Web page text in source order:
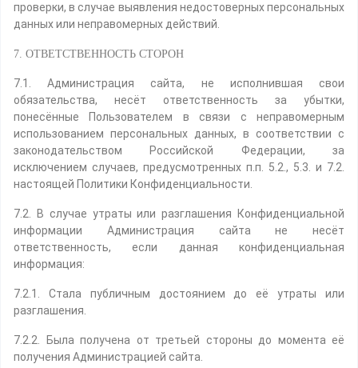
проверки, в случае выявления недостоверных персональных
данных или неправомерных действий.
7. ОТВЕТСТВЕННОСТЬ СТОРОН
7.1. Администрация сайта, не исполнившая свои
обязательства, несёт ответственность за убытки,
понесённые Пользователем в связи с неправомерным
использованием персональных данных, в соответствии с
законодательством Российской Федерации, за
исключением случаев, предусмотренных п.п. 5.2., 5.3. и 7.2.
настоящей Политики Конфиденциальности.
7.2. В случае утраты или разглашения Конфиденциальной
информации Администрация сайта не несёт
ответственность, если данная конфиденциальная
информация:
7.2.1. Стала публичным достоянием до её утраты или
разглашения.
7.2.2. Была получена от третьей стороны до момента её
получения Администрацией сайта.